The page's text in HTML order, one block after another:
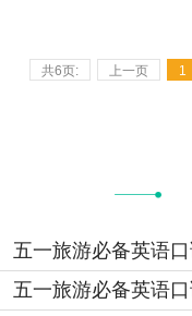
共6页: 上一页 1
五一旅游必备英语
五一旅游必备英语